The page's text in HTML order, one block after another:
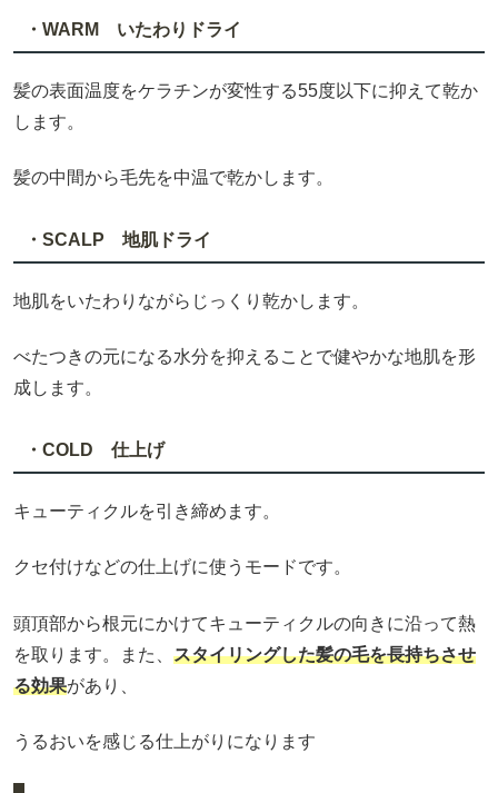
・WARM いたわりドライ
髪の表面温度をケラチンが変性する55度以下に抑えて乾か
します。
髪の中間から毛先を中温で乾かします。
・SCALP 地肌ドライ
地肌をいたわりながらじっくり乾かします。
べたつきの元になる水分を抑えることで健やかな地肌を形
成します。
・COLD 仕上げ
キューティクルを引き締めます。
クセ付けなどの仕上げに使うモードです。
頭頂部から根元にかけてキューティクルの向きに沿って熱
を取ります。また、 スタイリングした髪の毛を長持ちさせ
る効果があり、
うるおいを感じる仕上がりになります